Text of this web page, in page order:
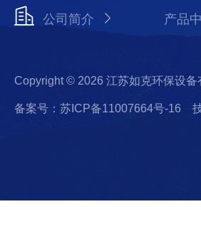
公司简介 产品
Copyright © 2026 江苏如克环保设备
备案号：苏ICP备11007664号-16